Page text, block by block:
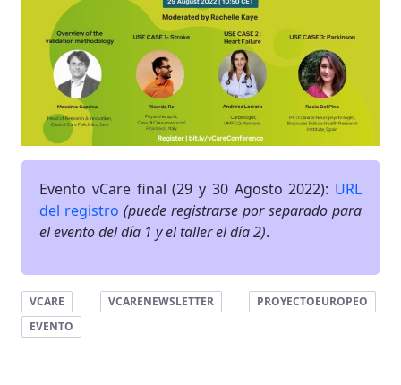
Evento vCare final (29 y 30 Agosto 2022): URL
del registro (puede registrarse por separado para
el evento del día 1 y el taller el día 2).
VCARE VCARENEWSLETTER
PROYECTOEUROPEO
EVENTO